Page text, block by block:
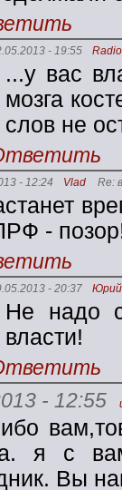
- 19:55
...у вас
мозга
слов не
- 12:24 Vlad Re:
-
- 20:37 Юрий
Не надо
власти!
- 12:55
я с
Вы